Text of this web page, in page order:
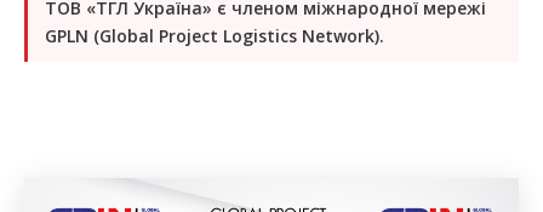
ТОВ «ТГЛ Україна» є членом міжнародної мережі
GPLN (Global Project Logistics Network).